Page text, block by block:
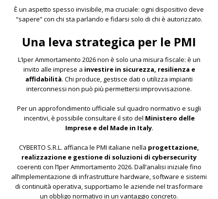
È un aspetto spesso invisibile, ma cruciale: ogni dispositivo deve
“sapere” con chi sta parlando e fidarsi solo di chi è autorizzato.
Una leva strategica per le PMI
L’Iper Ammortamento 2026 non è solo una misura fiscale: è un
invito alle imprese a investire in sicurezza, resilienza e
affidabilità. Chi produce, gestisce dati o utilizza impianti
interconnessi non può più permettersi improvvisazione.
Per un approfondimento ufficiale sul quadro normativo e sugli
incentivi, è possibile consultare il sito del Ministero delle
Imprese e del Made in Italy.
CYBERTO S.R.L. affianca le PMI italiane nella progettazione,
realizzazione e gestione di soluzioni di cybersecurity
coerenti con l’Iper Ammortamento 2026. Dall’analisi iniziale fino
all’implementazione di infrastrutture hardware, software e sistemi
di continuità operativa, supportiamo le aziende nel trasformare
un obbligo normativo in un vantaggio concreto.